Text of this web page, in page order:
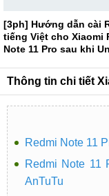
[3ph] Hướng dẫn cài
tiếng Việt cho Xiaomi
Note 11 Pro sau khi
Thông tin chi tiết
Redmi Note 11
Redmi Note 11
AnTuTu